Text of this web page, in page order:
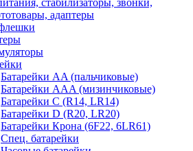
стабилизаторы, звонки,
адаптеры
Батарейки AA (пальчиковые)
Батарейки AAA (мизинчиковые)
Батарейки C (R14, LR14)
Батарейки D (R20, LR20)
Батарейки Крона (6F22, 6LR61)
Спец. батарейки